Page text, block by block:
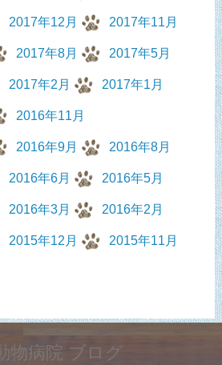
2017年12月 2017年11月
2017年8月 2017年5月
2017年2月 2017年1月
2016年11月
2016年9月 2016年8月
2016年6月 2016年5月
2016年3月 2016年2月
2015年12月 2015年11月
物病院 ブログ